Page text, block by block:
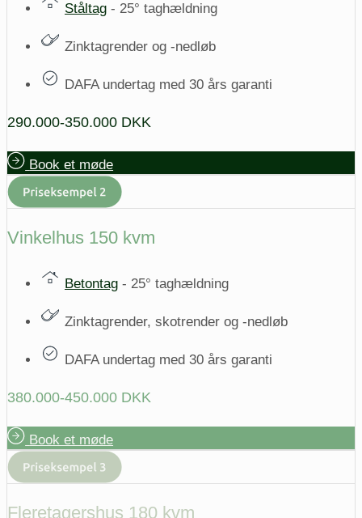
Ståltag - 25° taghældning
Zinktagrender og -nedløb
DAFA undertag med 30 års garanti
290.000-350.000 DKK
Book et møde
Vinkelhus 150 kvm
Betontag - 25° taghældning
Zinktagrender, skotrender og -nedløb
DAFA undertag med 30 års garanti
380.000-450.000 DKK
Book et møde
Fleretagershus 180 kvm